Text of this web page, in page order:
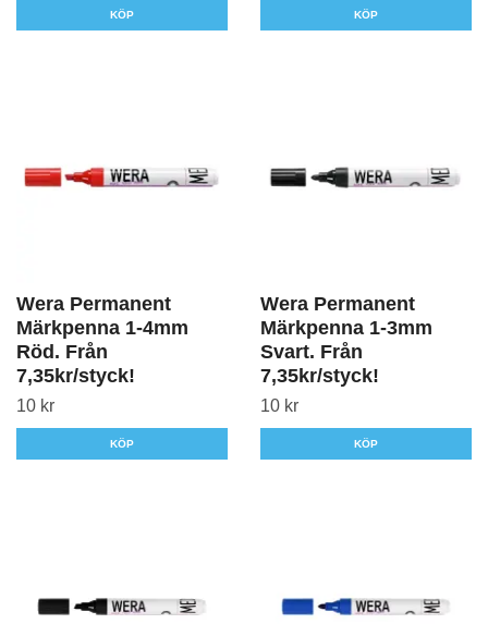
KÖP KÖP
Wera Permanent
Märkpenna 1-4mm
Röd. Från
7,35kr/styck!
10 kr
KÖP
Wera Permanent
Märkpenna 1-3mm
Svart. Från
7,35kr/styck!
10 kr
KÖP